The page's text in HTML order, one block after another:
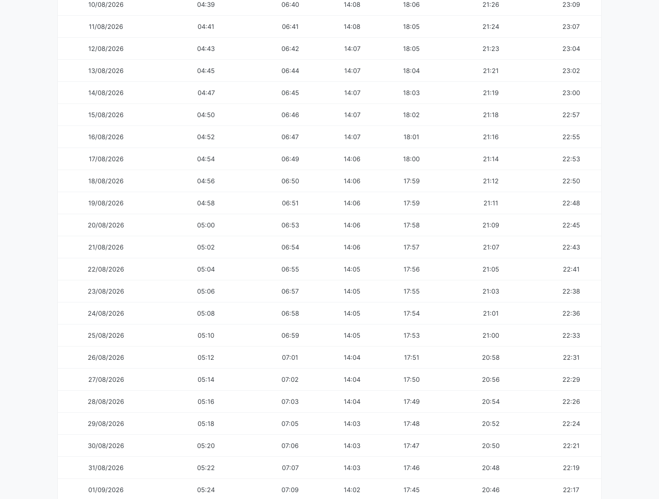
10/08/2026 04:39 06:40 14:08 18:06 21:26 23:09
11/08/2026 04:41 06:41 14:08 18:05 21:24 23:07
12/08/2026 04:43 06:42 14:07 18:05 21:23 23:04
13/08/2026 04:45 06:44 14:07 18:04 21:21 23:02
14/08/2026 04:47 06:45 14:07 18:03 21:19 23:00
15/08/2026 04:50 06:46 14:07 18:02 21:18 22:57
16/08/2026 04:52 06:47 14:07 18:01 21:16 22:55
17/08/2026 04:54 06:49 14:06 18:00 21:14 22:53
18/08/2026 04:56 06:50 14:06 17:59 21:12 22:50
19/08/2026 04:58 06:51 14:06 17:59 21:11 22:48
20/08/2026 05:00 06:53 14:06 17:58 21:09 22:45
21/08/2026 05:02 06:54 14:06 17:57 21:07 22:43
22/08/2026 05:04 06:55 14:05 17:56 21:05 22:41
23/08/2026 05:06 06:57 14:05 17:55 21:03 22:38
24/08/2026 05:08 06:58 14:05 17:54 21:01 22:36
25/08/2026 05:10 06:59 14:05 17:53 21:00 22:33
26/08/2026 05:12 07:01 14:04 17:51 20:58 22:31
27/08/2026 05:14 07:02 14:04 17:50 20:56 22:29
28/08/2026 05:16 07:03 14:04 17:49 20:54 22:26
29/08/2026 05:18 07:05 14:03 17:48 20:52 22:24
30/08/2026 05:20 07:06 14:03 17:47 20:50 22:21
31/08/2026 05:22 07:07 14:03 17:46 20:48 22:19
01/09/2026 05:24 07:09 14:02 17:45 20:46 22:17